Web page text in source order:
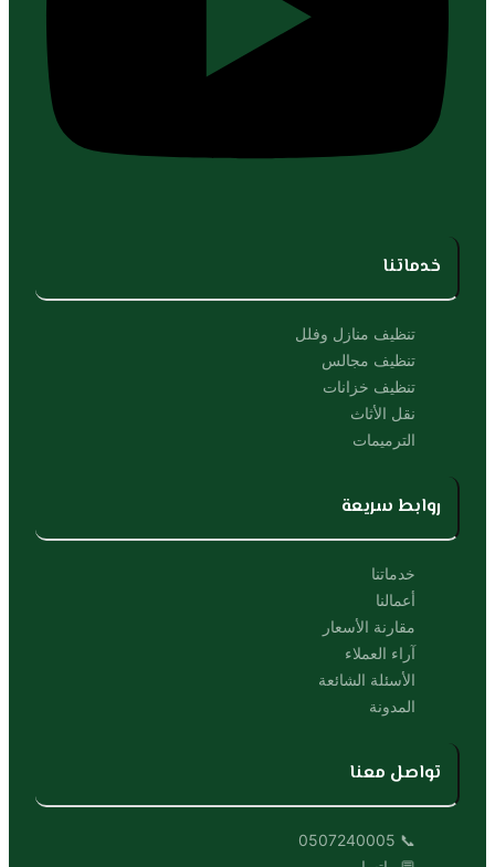
خدماتنا
تنظيف منازل وفلل
تنظيف مجالس
تنظيف خزانات
نقل الأثاث
الترميمات
روابط سريعة
خدماتنا
أعمالنا
مقارنة الأسعار
آراء العملاء
الأسئلة الشائعة
المدونة
تواصل معنا
📞 0507240005